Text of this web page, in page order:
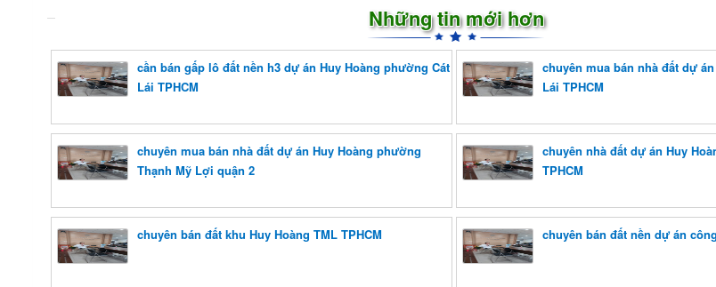
Những tin mới hơn
cần bán gấp lô đất nền h3 dự án Huy Hoàng phường Cát
Lái TPHCM
chuyên mua bán nhà đất dự
Lái TPHCM
chuyên mua bán nhà đất dự án Huy Hoàng phường
Thạnh Mỹ Lợi quận 2
chuyên nhà đất dự án Huy
TPHCM
chuyên bán đất khu Huy Hoàng TML TPHCM chuyên bán đất nền dự án